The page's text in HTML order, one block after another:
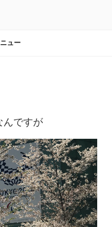
ュー
んですが